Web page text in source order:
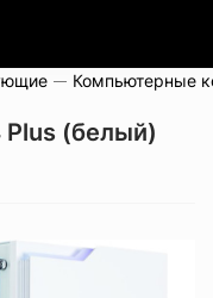
Компьютерные
Plus (белый)